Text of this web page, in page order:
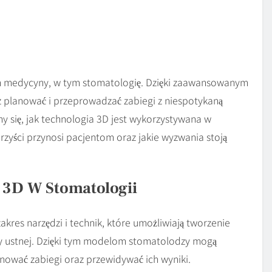
w tym stomatologię. Dzięki zaawansowanym
i przeprowadzać zabiegi z niespotykaną
się, jak technologia 3D jest wykorzystywana w
przynosi pacjentom oraz jakie wyzwania stoją
W Stomatologii
narzędzi i technik, które umożliwiają tworzenie
ustnej. Dzięki tym modelom stomatolodzy mogą
zabiegi oraz przewidywać ich wyniki.